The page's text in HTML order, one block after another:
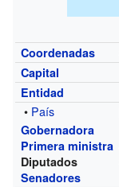
Coordenadas
Capital
Entidad
• País
Gobernadora
Primera ministra
Diputados
Senadores